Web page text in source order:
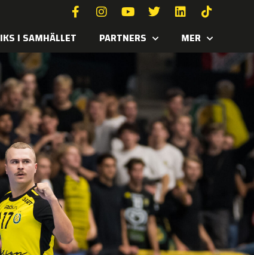
IKS I SAMHÄLLET PARTNERS MER